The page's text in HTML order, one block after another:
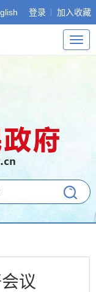
登录 加入收藏
导
航
议